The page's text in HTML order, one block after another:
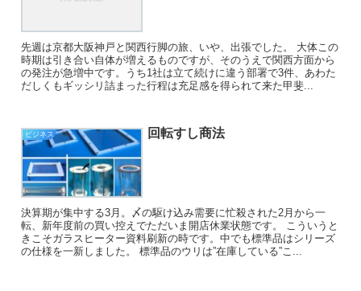
先週は京都大阪神戸と関西行脚の旅、いや、出張でした。 大体この
時期は引き合い自体が増えるものですが、そのうえで関西方面から
の発注が急増中です。うち1社は立て続けに違う部署で3件、あわた
だしくもギッシリ詰まった行程は充足感を得られて来た甲斐...
ビジネス 回転すし商法
決算期が集中する3月。〆の駆け込み需要に忙殺された2月から一
転、新年度前の買い控えでただいま開店休業状態です。 こういうと
きこそガラスヒーター資料刷新の時です。中でも標準品はシリーズ
の仕様を一新しました。 標準品のウリは”在庫している”こ...